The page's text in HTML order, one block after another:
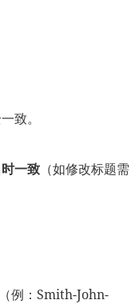
致。
一致​ ​（如修改标题需
例：Smith-John-